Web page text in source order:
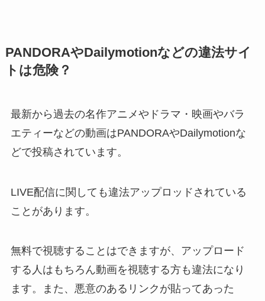
PANDORAやDailymotionなどの違法サイ
トは危険？
最新から過去の名作アニメやドラマ・映画やバラ
エティーなどの動画はPANDORAやDailymotionな
どで投稿されています。
LIVE配信に関しても違法アップロッドされている
ことがあります。
無料で視聴することはできますが、アップロード
する人はもちろん動画を視聴する方も違法になり
ます。また、悪意のあるリンクが貼ってあった